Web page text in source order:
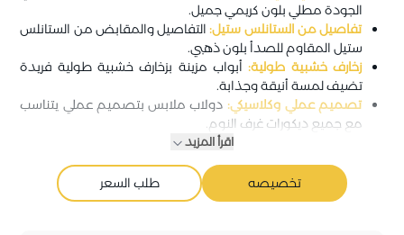
الجودة مطلي بلون كريمي جميل.
تفاصيل من الستانلس ستيل: التفاصيل والمقابض من الستانلس
ستيل المقاوم للصدأ بلون ذهبي.
زخارف خشبية طولية: أبواب مزينة بزخارف خشبية طولية فريدة
تضيف لمسة أنيقة وجذابة.
تصميم عملي وكلاسيكي: دولاب ملابس بتصميم عملي يتناسب
مع جميع ديكورات غرف النوم.
اقرأ المزيد
تخصيصه طلب السعر